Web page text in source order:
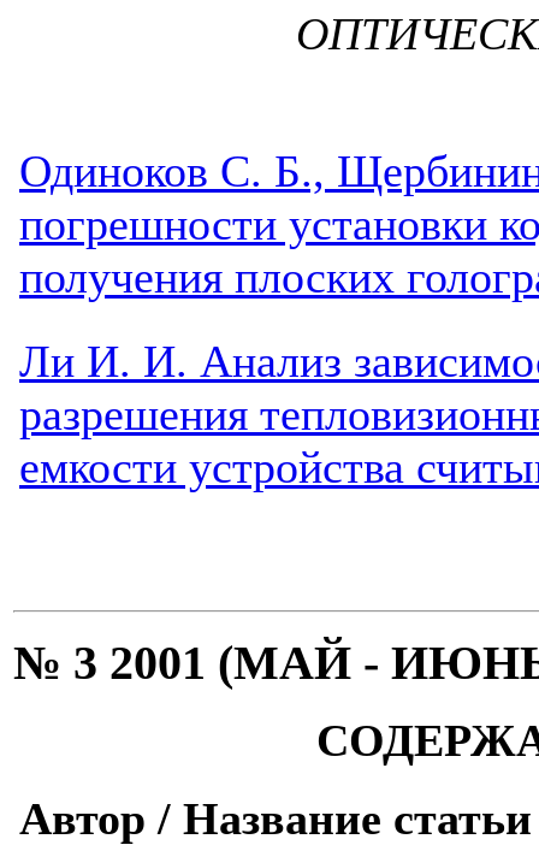
Одиноков С. Б.,
погрешности установки
получения плоских
Ли И. И. Анализ
разрешения
емкости устройства
№ 3 2001 (МАЙ -
Автор / Название статьи